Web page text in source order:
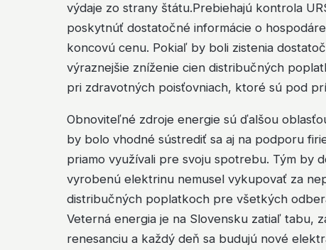
výdaje zo strany štátu.Prebiehajú kontrola
poskytnúť dostatočné informácie o
koncovú cenu. Pokiaľ by boli zistenia
výraznejšie zníženie cien distribučných
pri zdravotných poisťovniach, ktoré sú pod
Obnoviteľné zdroje energie sú ďalšou
by bolo vhodné sústrediť sa aj na podporu
priamo využívali pre svoju spotrebu. Tým by
vyrobenú elektrinu nemusel vykupovať za
distribučných poplatkoch pre všetkých
Veterná energia je na Slovensku zatiaľ tabu,
renesanciu a každý deň sa budujú nové